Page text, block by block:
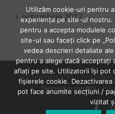
octombrie 2012
© Copyright 2021 | Toate
Termeni şi condiţii|
Utilizăm cookie-uri pentru
experiența pe site-ul nostru.
pentru a accepta modulele
site-ul sau faceți click pe
vedea descrieri detaliate
pentru a alege dacă acceptați
aflați pe site. Utilizatorii își pot
fișierele cookie.
pot face anumite secțiuni /
vizitat